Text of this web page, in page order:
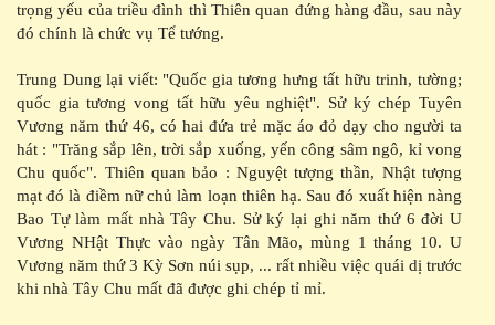
trọng yếu của triều đình thì Thiên quan đứng hàng đầu, sau này
đó chính là chức vụ Tể tướng.
Trung Dung lại viết: "Quốc gia tương hưng tất hữu trinh, tường;
quốc gia tương vong tất hữu yêu nghiệt". Sử ký chép Tuyên
Vương năm thứ 46, có hai đứa trẻ mặc áo đỏ dạy cho người ta
hát : "Trăng sắp lên, trời sắp xuống, yến công sâm ngô, kỉ vong
Chu quốc". Thiên quan bảo : Nguyệt tượng thần, Nhật tượng
mạt đó là điềm nữ chủ làm loạn thiên hạ. Sau đó xuất hiện nàng
Bao Tự làm mất nhà Tây Chu. Sử ký lại ghi năm thứ 6 đời U
Vương NHật Thực vào ngày Tân Mão, mùng 1 tháng 10. U
Vương năm thứ 3 Kỳ Sơn núi sụp, ... rất nhiều việc quái dị trước
khi nhà Tây Chu mất đã được ghi chép tỉ mỉ.